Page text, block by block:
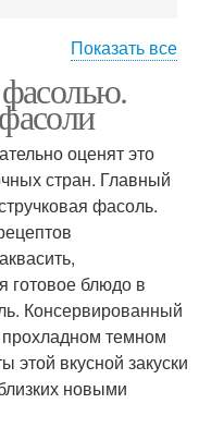
Спаржевая фасоль
Фасоль с яйцом
Фасоль с курицей
Показать все
оценят это
стран. Главный
фасоль.
готовое блюдо в
Консервированный
прохладном темном
вкусной закуски
новыми